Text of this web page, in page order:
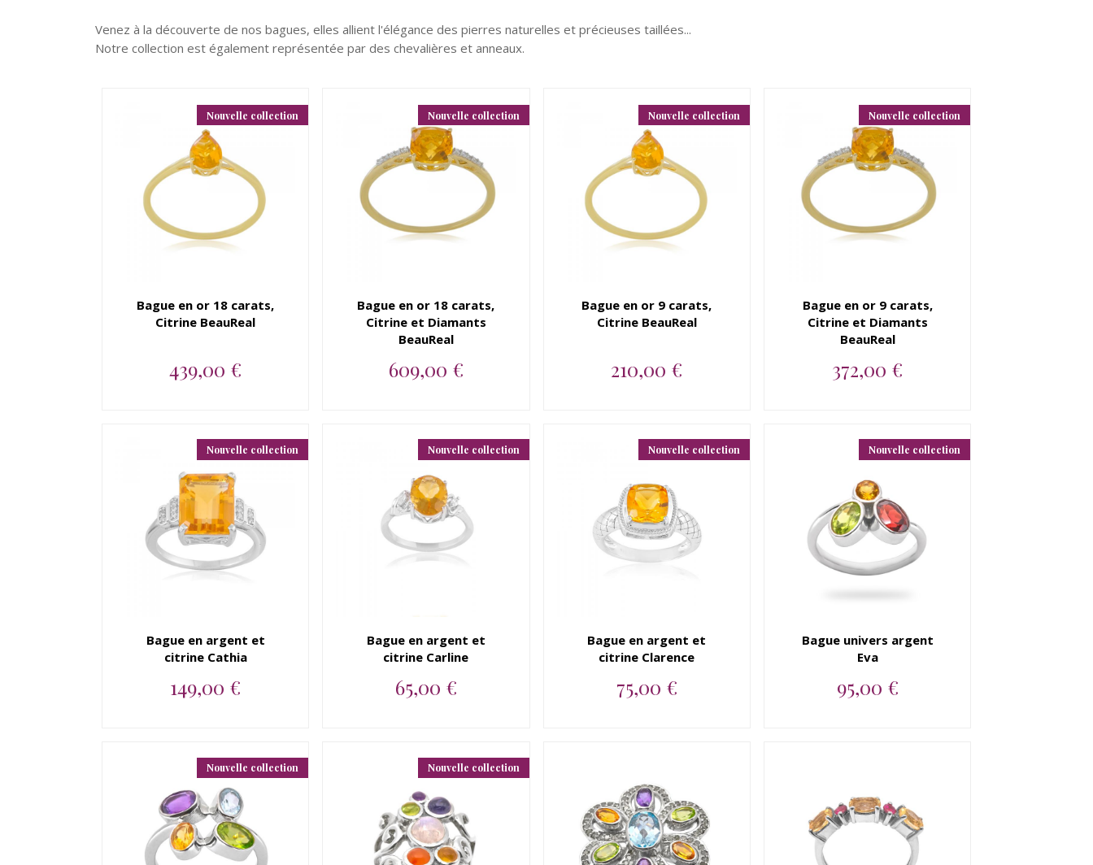
Venez à la découverte de nos bagues, elles allient l'élégance des pierres naturelles et précieuses taillées...
Notre collection est également représentée par des chevalières et anneaux.
Nouvelle collection
Bague en or 18 carats,
Citrine BeauReal
439,00 €
Nouvelle collection
Bague en or 18 carats,
Citrine et Diamants
BeauReal
609,00 €
Nouvelle collection
Bague en or 9 carats,
Citrine BeauReal
210,00 €
Nouvelle collection
Bague en or 9 carats,
Citrine et Diamants
BeauReal
372,00 €
Nouvelle collection
Bague en argent et
citrine Cathia
149,00 €
Nouvelle collection
Bague en argent et
citrine Carline
65,00 €
Nouvelle collection
Bague en argent et
citrine Clarence
75,00 €
Nouvelle collection
Bague univers argent
Eva
95,00 €
Nouvelle collection Nouvelle collection